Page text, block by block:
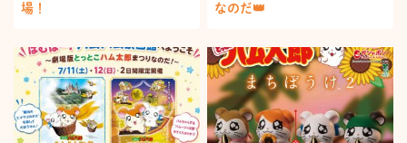
場！
なのだ👑